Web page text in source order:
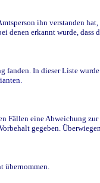
ihn verstanden
erkannt wurde,
In dieser Liste
eine Abweichung
gegeben.
übernommen.